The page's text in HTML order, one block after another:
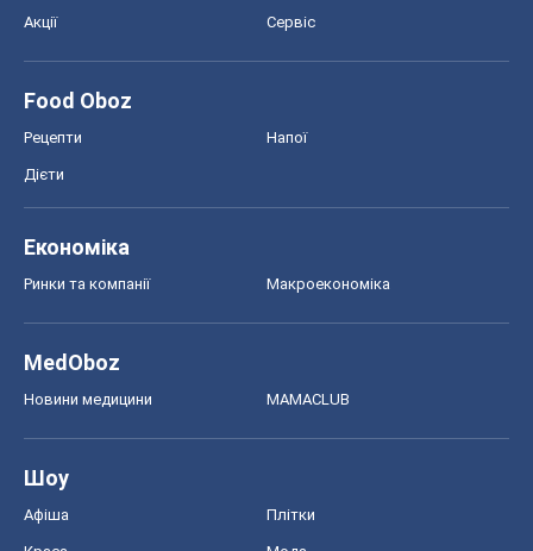
Акції Сервіс
Food Oboz
Рецепти Напої
Дієти
Економіка
Ринки та компанії Макроекономіка
MedOboz
Новини медицини MAMACLUB
Шоу
Афіша Плітки